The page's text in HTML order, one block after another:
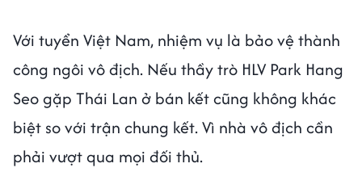
Với tuyển Việt Nam, nhiệm vụ là bảo vệ thành
công ngôi vô địch. Nếu thầy trò HLV Park Hang
Seo gặp Thái Lan ở bán kết cũng không khác
biệt so với trận chung kết. Vì nhà vô địch cần
phải vượt qua mọi đối thủ.